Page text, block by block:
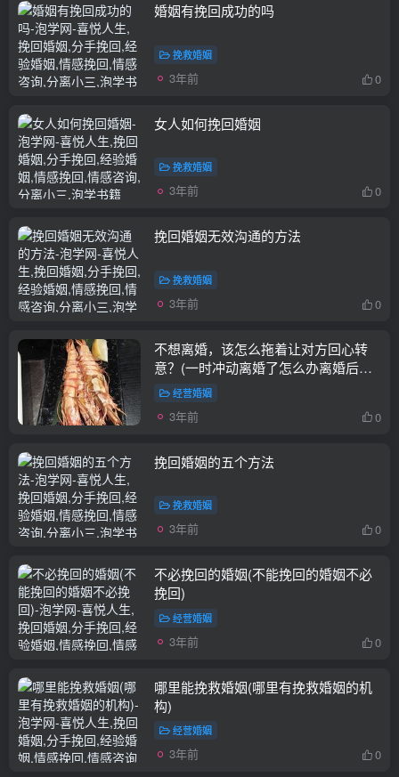
婚姻有挽回成功的吗
挽救婚姻
3年前 0
女人如何挽回婚姻
挽救婚姻
3年前 0
挽回婚姻无效沟通的方法
挽救婚姻
3年前 0
不想离婚，该怎么拖着让对方回心转
意？(一时冲动离婚了怎么办离婚后如
何挽回婚姻)
经营婚姻
3年前 0
挽回婚姻的五个方法
挽救婚姻
3年前 0
不必挽回的婚姻(不能挽回的婚姻不必
挽回)
经营婚姻
3年前 0
哪里能挽救婚姻(哪里有挽救婚姻的机
构)
经营婚姻
3年前 0